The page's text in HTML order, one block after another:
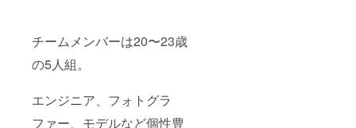
チームメンバーは20〜23歳
の5人組。
エンジニア、フォトグラ
ファー、モデルなど個性豊